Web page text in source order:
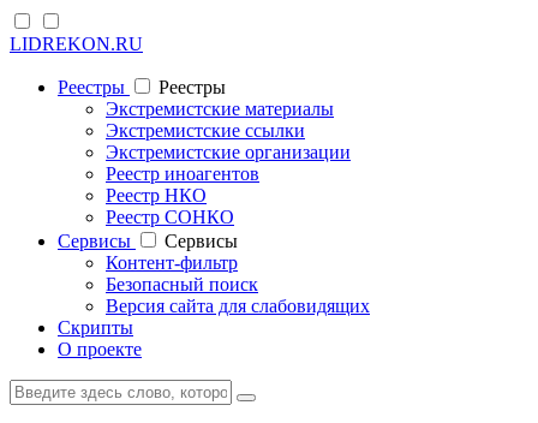
LIDREKON.RU
Реестры
Реестры
Экстремистские материалы
Экстремистские ссылки
Экстремистские организации
Реестр иноагентов
Реестр НКО
Реестр СОНКО
Cервисы
Cервисы
Контент-фильтр
Безопасный поиск
Версия сайта для слабовидящих
Скрипты
О проекте